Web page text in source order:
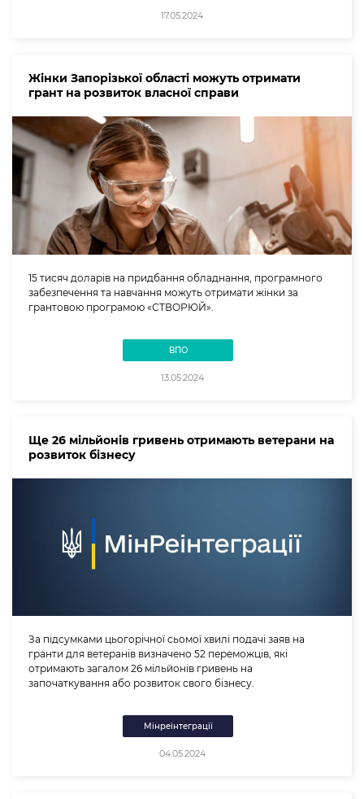
17.05.2024
Жінки Запорізької області можуть отримати
грант на розвиток власної справи
15 тисяч доларів на придбання обладнання, програмного
забезпечення та навчання можуть отримати жінки за
грантовою програмою «СТВОРЮЙ».
ВПО
13.05.2024
Ще 26 мільйонів гривень отримають ветерани на
розвиток бізнесу
За підсумками цьогорічної сьомої хвилі подачі заяв на
гранти для ветеранів визначено 52 переможців, які
отримають загалом 26 мільйонів гривень на
започаткування або розвиток свого бізнесу.
Мінреінтеграції
04.05.2024